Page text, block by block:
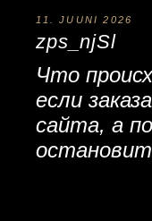
11. JUUNI 2026
zps_njSl
Что
если
сайта, а